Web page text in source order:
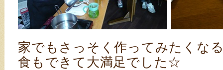
家でもさっそく作ってみたくな
食もできて大満足でした☆